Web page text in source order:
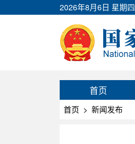
2026年8月6日 星期四
首页
首页 > 新闻发布